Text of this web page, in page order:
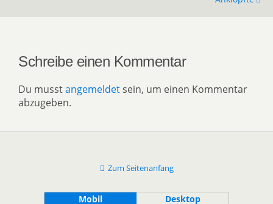
Schreibe einen Kommentar
Du musstangemeldet sein, um einen Kommentar
abzugeben.
Zum Seitenanfang
Mobil Desktop